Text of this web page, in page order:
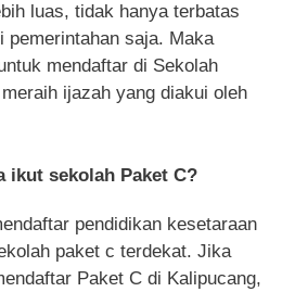
luas, tidak hanya terbatas
pemerintahan saja. Maka
mendaftar di Sekolah
ijazah yang diakui oleh
ikut sekolah Paket C?
pendidikan kesetaraan
paket c terdekat. Jika
Paket C di Kalipucang,